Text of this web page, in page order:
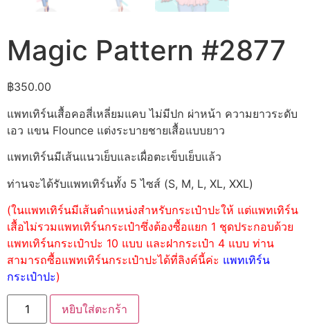
Magic Pattern #2877
฿350.00
แพทเทิร์นเสื้อคอสี่เหลี่ยมแคบ ไม่มีปก ผ่าหน้า ความยาวระดับ
เอว แขน Flounce แต่งระบายชายเสื้อแบบยาว
แพทเทิร์นมีเส้นแนวเย็บและเผื่อตะเข็บเย็บแล้ว
ท่านจะได้รับแพทเทิร์นทั้ง 5 ไซส์ (S, M, L, XL, XXL)
(ในแพทเทิร์นมีเส้นตำแหน่งสำหรับกระเป๋าปะให้ แต่แพทเทิร์น
เสื้อไม่รวมแพทเทิร์นกระเป๋าซึ่งต้องซื้อแยก 1 ชุดประกอบด้วย
แพทเทิร์นกระเป๋าปะ 10 แบบ และฝากระเป๋า 4 แบบ ท่าน
สามารถซื้อแพทเทิร์นกระเป๋าปะได้ที่ลิงค์นี้ค่ะ แพทเทิร์น
กระเป๋าปะ)
หยิบใส่ตะกร้า